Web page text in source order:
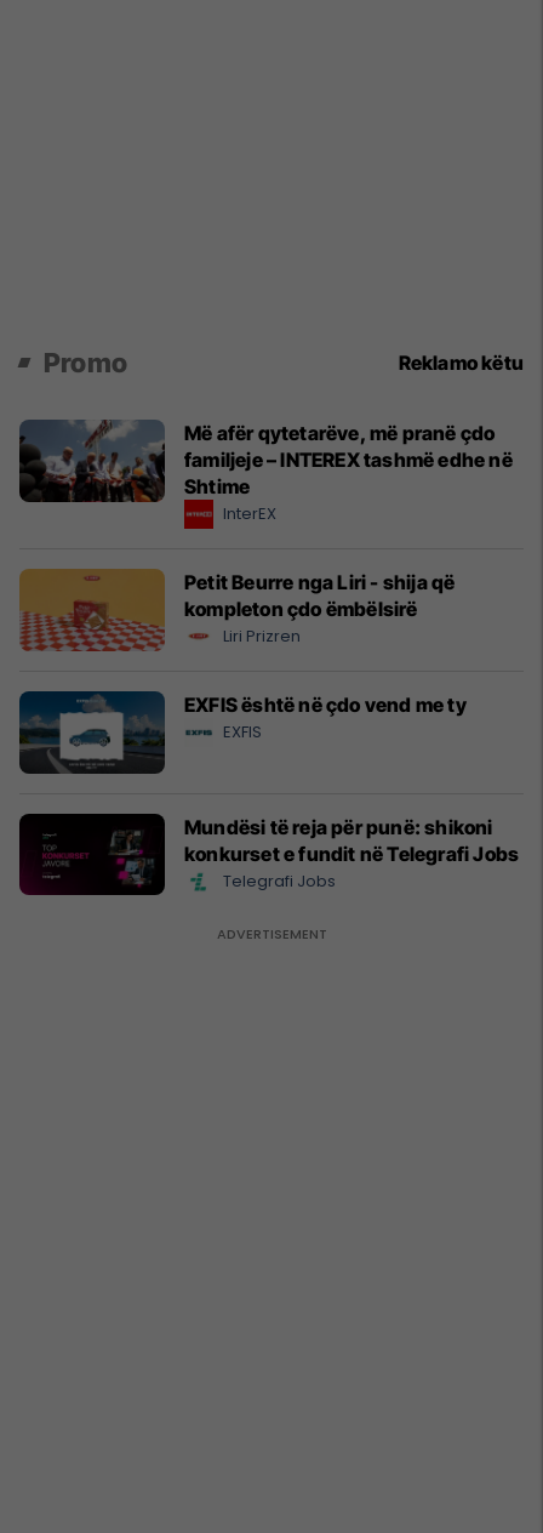
Promo Reklamo këtu
Më afër qytetarëve, më pranë çdo
familjeje – INTEREX tashmë edhe në
Shtime
InterEX
Petit Beurre nga Liri - shija që
kompleton çdo ëmbëlsirë
Liri Prizren
EXFIS është në çdo vend me ty
EXFIS
Mundësi të reja për punë: shikoni
konkurset e fundit në Telegrafi Jobs
Telegrafi Jobs